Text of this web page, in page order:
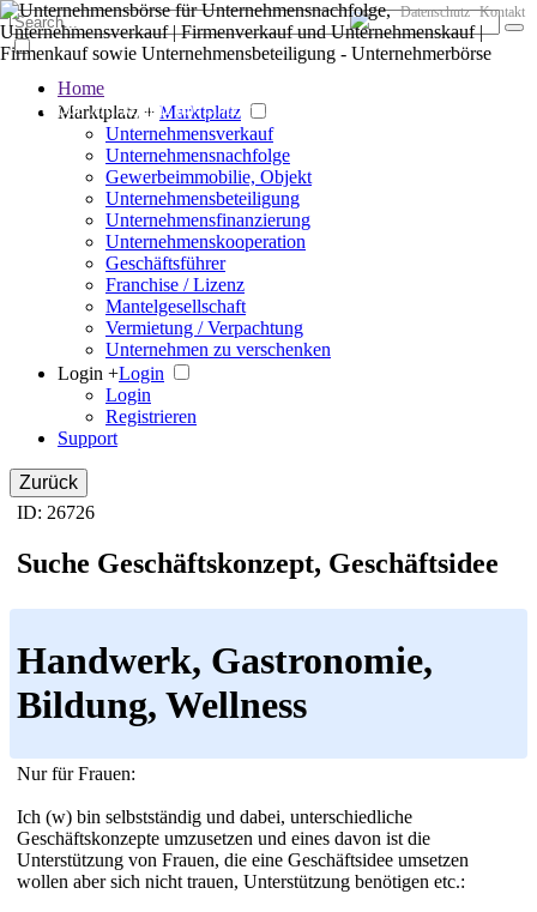
Der große Marktplatz für Unternehmen
Datenschutz Kontakt
Home
Marktplatz + Marktplatz
Unternehmensverkauf
Unternehmensnachfolge
Gewerbeimmobilie, Objekt
Unternehmensbeteiligung
Unternehmensfinanzierung
Unternehmenskooperation
Geschäftsführer
Franchise / Lizenz
Mantelgesellschaft
Vermietung / Verpachtung
Unternehmen zu verschenken
Login +Login
Login
Registrieren
Support
Zurück
ID: 26726
Suche Geschäftskonzept, Geschäftsidee
Handwerk, Gastronomie,
Bildung, Wellness
Nur für Frauen:
Ich (w) bin selbstständig und dabei, unterschiedliche
Geschäftskonzepte umzusetzen und eines davon ist die
Unterstützung von Frauen, die eine Geschäftsidee umsetzen
wollen aber sich nicht trauen, Unterstützung benötigen etc.: